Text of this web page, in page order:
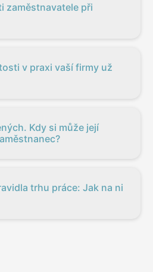
zaměstnavatele při
v praxi vaší firmy už
Kdy si může její
trhu práce: Jak na ni